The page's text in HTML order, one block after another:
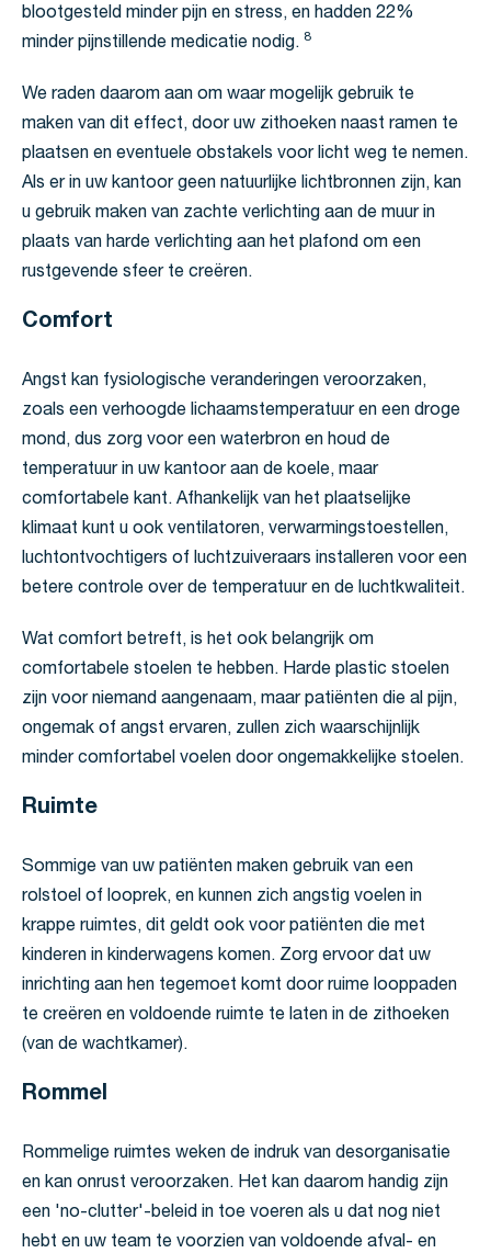
blootgesteld minder pijn en stress, en hadden 22%
minder pijnstillende medicatie nodig. 8
We raden daarom aan om waar mogelijk gebruik te
maken van dit effect, door uw zithoeken naast ramen te
plaatsen en eventuele obstakels voor licht weg te nemen.
Als er in uw kantoor geen natuurlijke lichtbronnen zijn, kan
u gebruik maken van zachte verlichting aan de muur in
plaats van harde verlichting aan het plafond om een
rustgevende sfeer te creëren.
Comfort
Angst kan fysiologische veranderingen veroorzaken,
zoals een verhoogde lichaamstemperatuur en een droge
mond, dus zorg voor een waterbron en houd de
temperatuur in uw kantoor aan de koele, maar
comfortabele kant. Afhankelijk van het plaatselijke
klimaat kunt u ook ventilatoren, verwarmingstoestellen,
luchtontvochtigers of luchtzuiveraars installeren voor een
betere controle over de temperatuur en de luchtkwaliteit.
Wat comfort betreft, is het ook belangrijk om
comfortabele stoelen te hebben. Harde plastic stoelen
zijn voor niemand aangenaam, maar patiënten die al pijn,
ongemak of angst ervaren, zullen zich waarschijnlijk
minder comfortabel voelen door ongemakkelijke stoelen.
Ruimte
Sommige van uw patiënten maken gebruik van een
rolstoel of looprek, en kunnen zich angstig voelen in
krappe ruimtes, dit geldt ook voor patiënten die met
kinderen in kinderwagens komen. Zorg ervoor dat uw
inrichting aan hen tegemoet komt door ruime looppaden
te creëren en voldoende ruimte te laten in de zithoeken
(van de wachtkamer).
Rommel
Rommelige ruimtes weken de indruk van desorganisatie
en kan onrust veroorzaken. Het kan daarom handig zijn
een 'no-clutter'-beleid in toe voeren als u dat nog niet
hebt en uw team te voorzien van voldoende afval- en